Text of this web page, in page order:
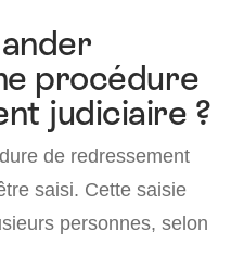
procédure
judiciaire ?
de redressement
saisi. Cette saisie
personnes, selon